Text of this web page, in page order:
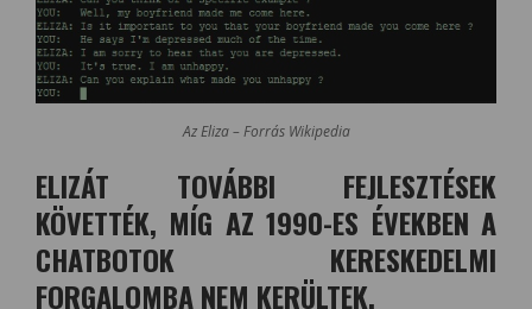
Az Eliza – Forrás Wikipedia
ELIZÁT TOVÁBBI FEJLESZTÉSEK
KÖVETTÉK, MÍG AZ 1990-ES ÉVEKBEN A
CHATBOTOK KERESKEDELMI
FORGALOMBA NEM KERÜLTEK.